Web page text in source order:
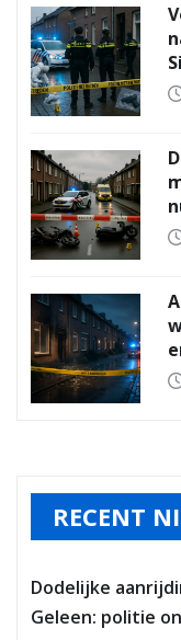
RECENT
Dodelijke
Geleen: politie